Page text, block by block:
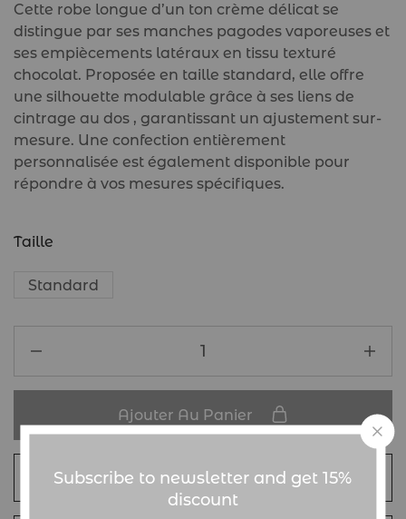
Cette robe longue d’un ton crème délicat se
distingue par ses manches pagodes vaporeuses et
ses empiècements latéraux en tissu texturé
chocolat. Proposée en taille standard, elle offre
une silhouette modulable grâce à ses liens de
cintrage au dos , garantissant un ajustement sur-
mesure. Une confection entièrement
personnalisée est également disponible pour
répondre à vos mesures spécifiques.
Taille
Standard
Ajouter Au Panier
Add to wishlist
Subscribe to newsletter and get 15%
discount